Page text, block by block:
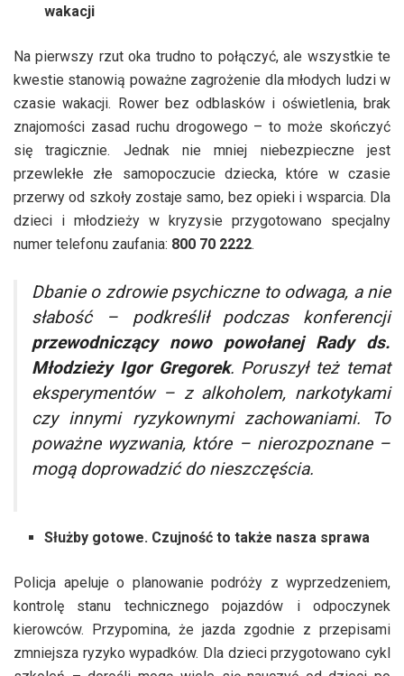
wakacji
Na pierwszy rzut oka trudno to połączyć, ale wszystkie te
kwestie stanowią poważne zagrożenie dla młodych ludzi w
czasie wakacji. Rower bez odblasków i oświetlenia, brak
znajomości zasad ruchu drogowego – to może skończyć
się tragicznie. Jednak nie mniej niebezpieczne jest
przewlekłe złe samopoczucie dziecka, które w czasie
przerwy od szkoły zostaje samo, bez opieki i wsparcia. Dla
dzieci i młodzieży w kryzysie przygotowano specjalny
numer telefonu zaufania: 800 70 2222.
Dbanie o zdrowie psychiczne to odwaga, a nie
słabość– podkreślił podczas konferencji
przewodniczący nowo powołanej Rady ds.
Młodzieży Igor Gregorek. Poruszył też temat
eksperymentów – z alkoholem, narkotykami
czy innymi ryzykownymi zachowaniami. To
poważne wyzwania, które – nierozpoznane –
mogą doprowadzić do nieszczęścia.
Służby gotowe. Czujność to także nasza sprawa
Policja apeluje o planowanie podróży z wyprzedzeniem,
kontrolę stanu technicznego pojazdów i odpoczynek
kierowców. Przypomina, że jazda zgodnie z przepisami
zmniejsza ryzyko wypadków. Dla dzieci przygotowano cykl